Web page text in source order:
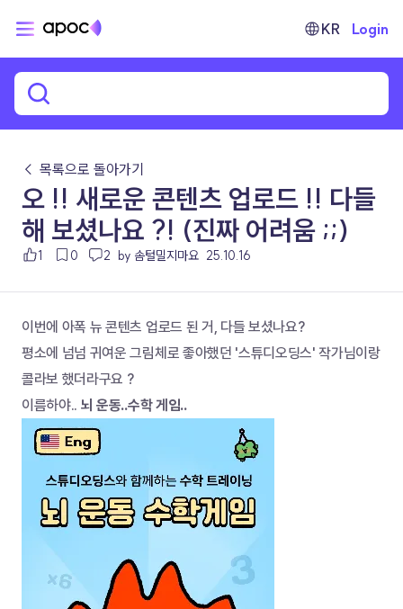
KR Login
← 목록으로 돌아가기
오 !! 새로운 콘텐츠 업로드 !! 다들
해 보셨나요 ?! (진짜 어려움 ;;)
1 0 2 by 솜털밀지마요 25.10.16
이번에 아폭 뉴 콘텐츠 업로드 된 거, 다들 보셨나요?
평소에 넘넘 귀여운 그림체로 좋아했던 '스튜디오딩스' 작가님이랑
콜라보 했더라구요 ?
이름하야.. 뇌 운동..수학 게임..